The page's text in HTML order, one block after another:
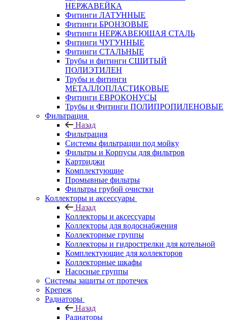
НЕРЖАВЕЙКА
Фитинги ЛАТУННЫЕ
Фитинги БРОНЗОВЫЕ
Фитинги НЕРЖАВЕЮЩАЯ СТАЛЬ
Фитинги ЧУГУННЫЕ
Фитинги СТАЛЬНЫЕ
Трубы и фитинги СШИТЫЙ
ПОЛИЭТИЛЕН
Трубы и фитинги
МЕТАЛЛОПЛАСТИКОВЫЕ
Фитинги ЕВРОКОНУСЫ
Трубы и Фитинги ПОЛИПРОПИЛЕНОВЫЕ
Фильтрация
Назад
Фильтрация
Системы фильтрации под мойку
Фильтры и Корпусы для фильтров
Картриджи
Комплектующие
Промывные фильтры
Фильтры грубой очистки
Коллекторы и аксессуары
Назад
Коллекторы и аксессуары
Коллекторы для водоснабжения
Коллекторные группы
Коллекторы и гидрострелки для котельной
Комплектующие для коллекторов
Коллекторные шкафы
Насосные группы
Системы защиты от протечек
Крепеж
Радиаторы
Назад
Радиаторы